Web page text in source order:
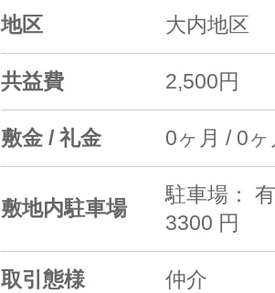
地区 大内地区
共益費 2,500円
敷金 / 礼金 0ヶ月 / 0ヶ
敷地内駐車場
駐車場：
3300 円
取引態様 仲介